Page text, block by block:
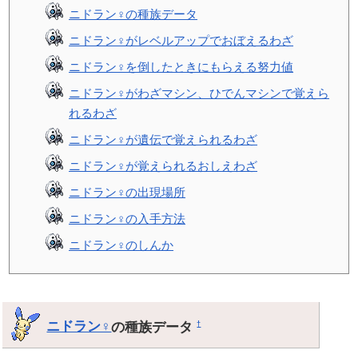
ニドラン♀の種族データ
ニドラン♀がレベルアップでおぼえるわざ
ニドラン♀を倒したときにもらえる努力値
ニドラン♀がわざマシン、ひでんマシンで覚えら
れるわざ
ニドラン♀が遺伝で覚えられるわざ
ニドラン♀が覚えられるおしえわざ
ニドラン♀の出現場所
ニドラン♀の入手方法
ニドラン♀のしんか
ニドラン♀の種族データ†